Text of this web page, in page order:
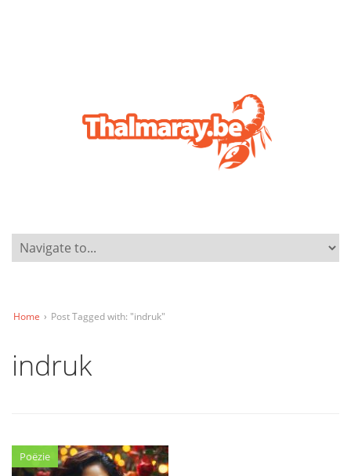
Home › Post Tagged with: "indruk"
indruk
Poëzie